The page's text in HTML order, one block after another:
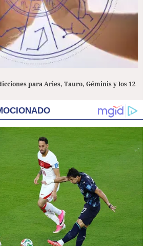
para Aries, Tauro, Géminis y los 12